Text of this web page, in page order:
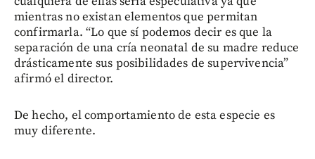
mientras no existan elementos que permitan
confirmarla. “Lo que sí podemos decir es que la
separación de una cría neonatal de su madre reduce
drásticamente sus posibilidades de supervivencia”
afirmó el director.
De hecho, el comportamiento de esta especie es
muy diferente.